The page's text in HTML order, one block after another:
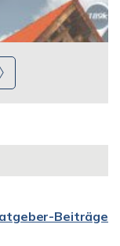
Beiträge